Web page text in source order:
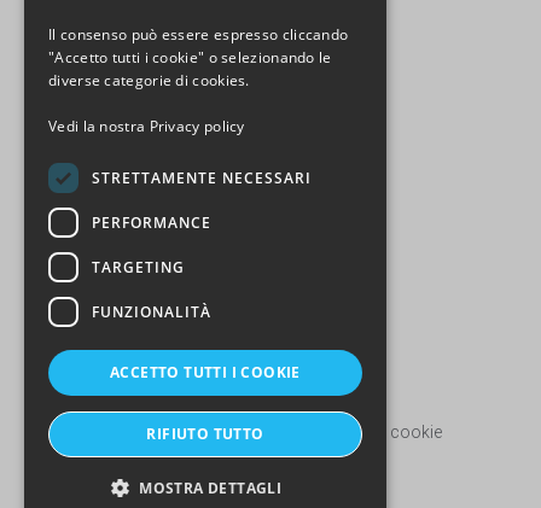
MENU
Profilo Aziendale
Laboratorio
Processo Produttivo
Privacy policy Sito web
Cookie policy e Informativa estesa sui cookie
Informativa privacy fornitori
Informativa privacy clientela
Il consenso può essere espresso cliccando
"Accetto tutti i cookie" o selezionando le
diverse categorie di cookies.
Vedi la nostra Privacy policy
STRETTAMENTE NECESSARI
PERFORMANCE
TARGETING
FUNZIONALITÀ
ACCETTO TUTTI I COOKIE
RIFIUTO TUTTO
MOSTRA DETTAGLI